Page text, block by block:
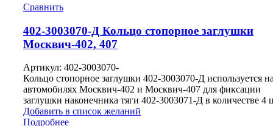
Сравнить
402-3003070-Д Кольцо стопорное заглушки
Москвич-402, 407
Артикул: 402-3003070-
Кольцо стопорное заглушки 402-3003070-Д используется
автомобилях Москвич-402 и Москвич-407 для фиксации
заглушки наконечника тяги 402-3003071-Д в количестве 4
Добавить в список желаний
Подробнее